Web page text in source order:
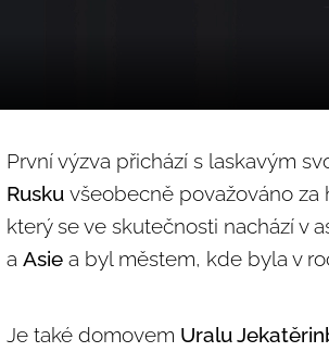
První výzva přichází s laskavým
Rusku všeobecně považováno za
který se ve skutečnosti nachází v
a Asie a byl městem, kde byla v
Je také domovem Uralu